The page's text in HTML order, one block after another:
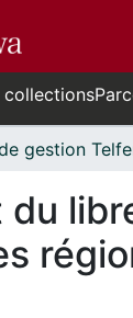
collections
du